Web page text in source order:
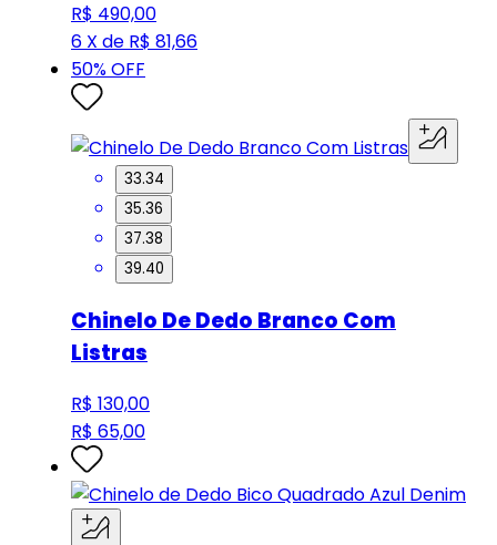
R$ 490,00
6 X de R$ 81,66
50% OFF
33.34
35.36
37.38
39.40
Chinelo De Dedo Branco Com
Listras
R$ 130,00
R$ 65,00